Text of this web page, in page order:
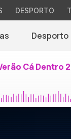
DESPORTO
Desporto
Cá Dentro